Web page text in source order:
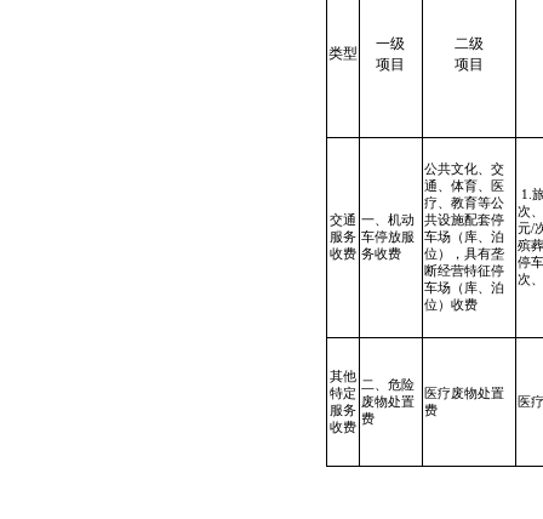
类型
一级
项目
二级
项目
交通
服务
收费
一、机动
车停放服
务收费
公共文化、交
通、体育、医
疗、教育等公
共设施配套停
车场（库、泊
位），具有垄
断经营特征停
车场（库、泊
位）收费
1.
次
元
殡
停
次
其他
特定
服务
收费
二、危险
废物处置
费
医疗废物处置
费
医